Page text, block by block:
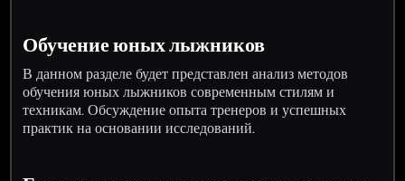
Обучение юных лыжников
В данном разделе будет представлен анализ методов
обучения юных лыжников современным стилям и
техникам. Обсуждение опыта тренеров и успешных
практик на основании исследований.